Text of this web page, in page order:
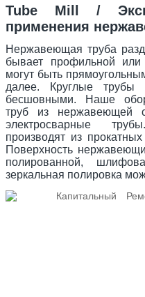
Tube Mill /
применения
Нержавеющая труба
бывает профильной
могут быть
далее. Круглые трубы
бесшовными. Наше
труб из нержавеющей
электросварные
производят из
Поверхность
полированной,
зеркальная полировка